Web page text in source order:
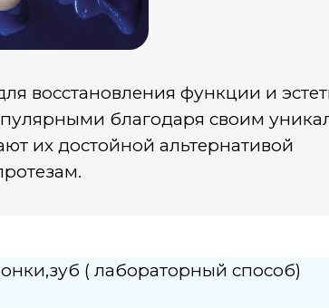
функции и эстетики зубов.
достойной альтернативой
вкладка (лабораторный способ)